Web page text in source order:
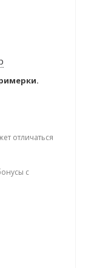
отличаться
с